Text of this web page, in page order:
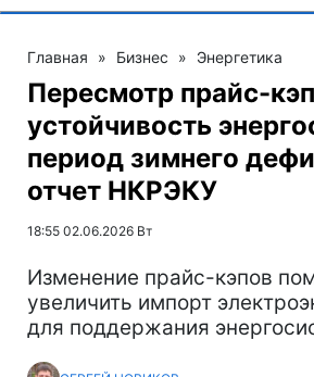
Главная » Бизнес » Энергетика
Пересмотр прайс-
устойчивость
период зимнего
отчет НКРЭКУ
18:55 02.06.2026 Вт
Изменение прайс-кэпов
увеличить импорт
для поддержания